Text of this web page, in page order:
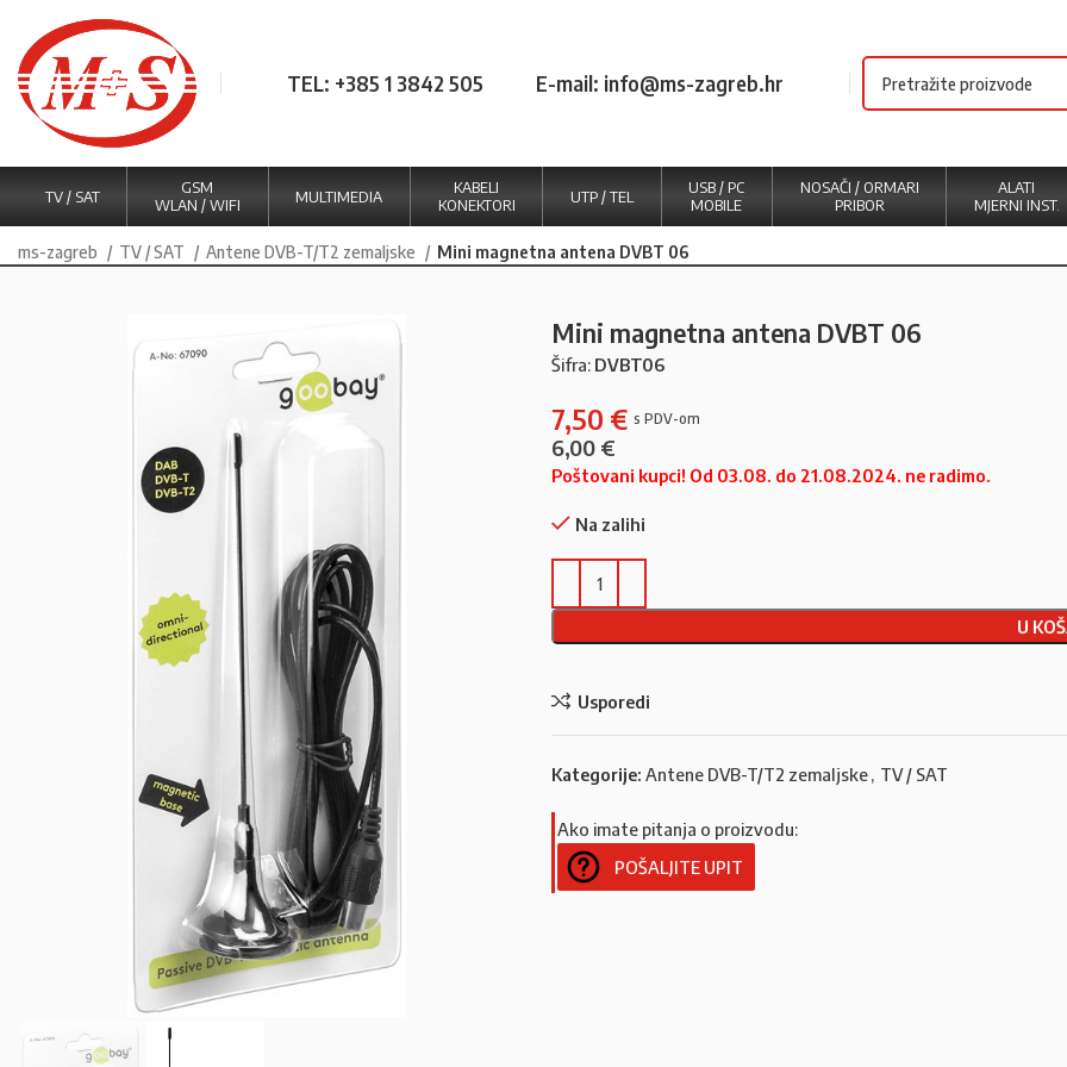
TEL: +385 1 3842 505 E-mail: info@ms-zagreb.hr
TV / SAT
GSM
WLAN / WIFI
MULTIMEDIA
KABELI
KONEKTORI
UTP / TEL
USB / PC
MOBILE
NOSAČI / ORMARI
PRIBOR
ALATI
MJERNI INST.
ms-zagreb TV / SAT Antene DVB-T/T2 zemaljske Mini magnetna antena DVBT 06
Mini magnetna antena DVBT 06
Šifra: DVBT06
7,50 €
6,00 €
Poštovani kupci! Od 03.08. do 21.08.2024. ne radimo.
Na zalihi
U
Usporedi
Kategorije: Antene DVB-T/T2 zemaljske, TV / SAT
Ako imate pitanja o proizvodu:
POŠALJITE UPIT